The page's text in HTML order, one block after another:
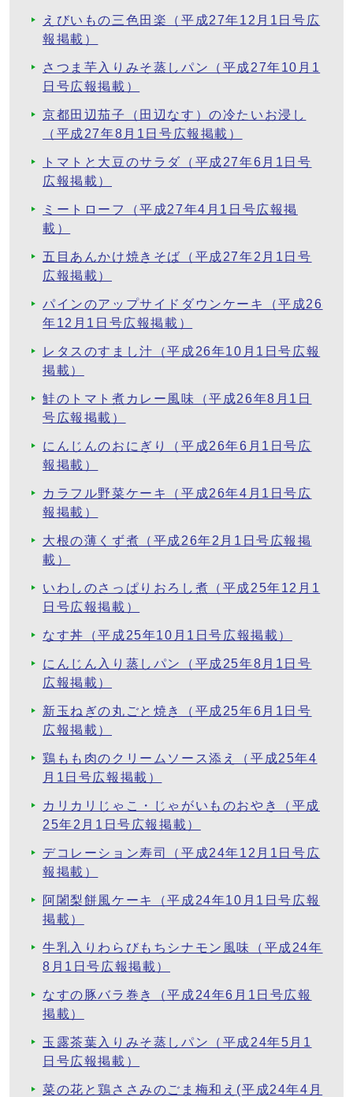
えびいもの三色田楽（平成27年12月1日号広
報掲載）
さつま芋入りみそ蒸しパン（平成27年10月1
日号広報掲載）
京都田辺茄子（田辺なす）の冷たいお浸し
（平成27年8月1日号広報掲載）
トマトと大豆のサラダ（平成27年6月1日号
広報掲載）
ミートローフ（平成27年4月1日号広報掲
載）
五目あんかけ焼きそば（平成27年2月1日号
広報掲載）
パインのアップサイドダウンケーキ（平成26
年12月1日号広報掲載）
レタスのすまし汁（平成26年10月1日号広報
掲載）
鮭のトマト煮カレー風味（平成26年8月1日
号広報掲載）
にんじんのおにぎり（平成26年6月1日号広
報掲載）
カラフル野菜ケーキ（平成26年4月1日号広
報掲載）
大根の薄くず煮（平成26年2月1日号広報掲
載）
いわしのさっぱりおろし煮（平成25年12月1
日号広報掲載）
なす丼（平成25年10月1日号広報掲載）
にんじん入り蒸しパン（平成25年8月1日号
広報掲載）
新玉ねぎの丸ごと焼き（平成25年6月1日号
広報掲載）
鶏もも肉のクリームソース添え（平成25年4
月1日号広報掲載）
カリカリじゃこ・じゃがいものおやき（平成
25年2月1日号広報掲載）
デコレーション寿司（平成24年12月1日号広
報掲載）
阿闍梨餅風ケーキ（平成24年10月1日号広報
掲載）
牛乳入りわらびもちシナモン風味（平成24年
8月1日号広報掲載）
なすの豚バラ巻き（平成24年6月1日号広報
掲載）
玉露茶葉入りみそ蒸しパン（平成24年5月1
日号広報掲載）
菜の花と鶏ささみのごま梅和え(平成24年4月